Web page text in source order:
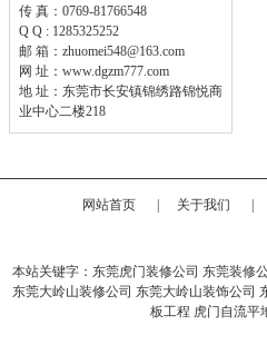
传 真：0769-81766548
Q Q : 1285325252
邮 箱：zhuomei548@163.com
网 址：www.dgzm777.com
地 址：东莞市长安镇锦绣路锦悦商
业中心二楼218
网站首页 关于我们
本站关键字： 东莞虎门装修公司 东莞装修
东莞大岭山装修公司 东莞大岭山装饰公司
板工程 虎门自流平